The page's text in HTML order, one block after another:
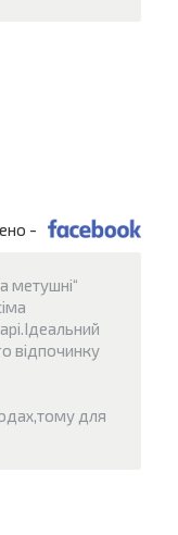
-
метушні“
відпочинку
для